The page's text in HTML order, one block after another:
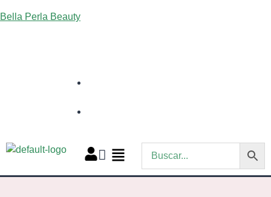
Bella Perla Beauty